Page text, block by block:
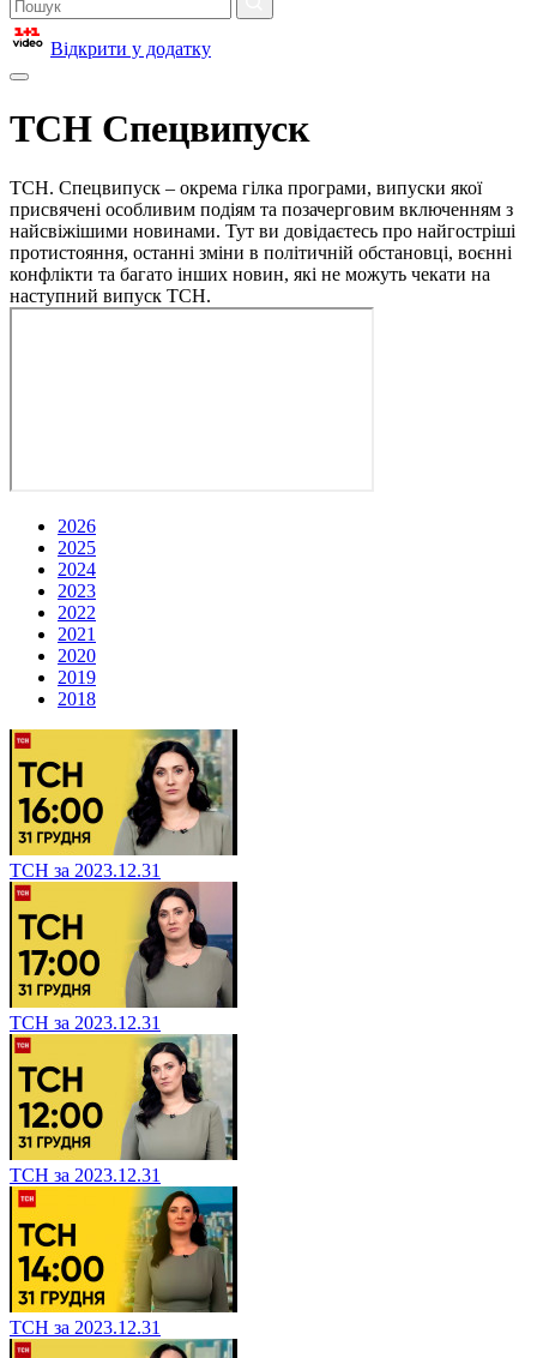
Відкрити у додатку
ТСН Спецвипуск
ТСН. Спецвипуск – окрема гілка програми, випуски якої
присвячені особливим подіям та позачерговим включенням з
найсвіжішими новинами. Тут ви довідаєтесь про найгостріші
протистояння, останні зміни в політичній обстановці, воєнні
конфлікти та багато інших новин, які не можуть чекати на
наступний випуск ТСН.
2026
2025
2024
2023
2022
2021
2020
2019
2018
ТСН за 2023.12.31
ТСН за 2023.12.31
ТСН за 2023.12.31
ТСН за 2023.12.31